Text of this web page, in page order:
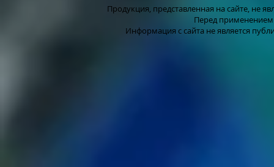
Продукция, представленная на сайте, не
Перед применением
Информация с сайта не является